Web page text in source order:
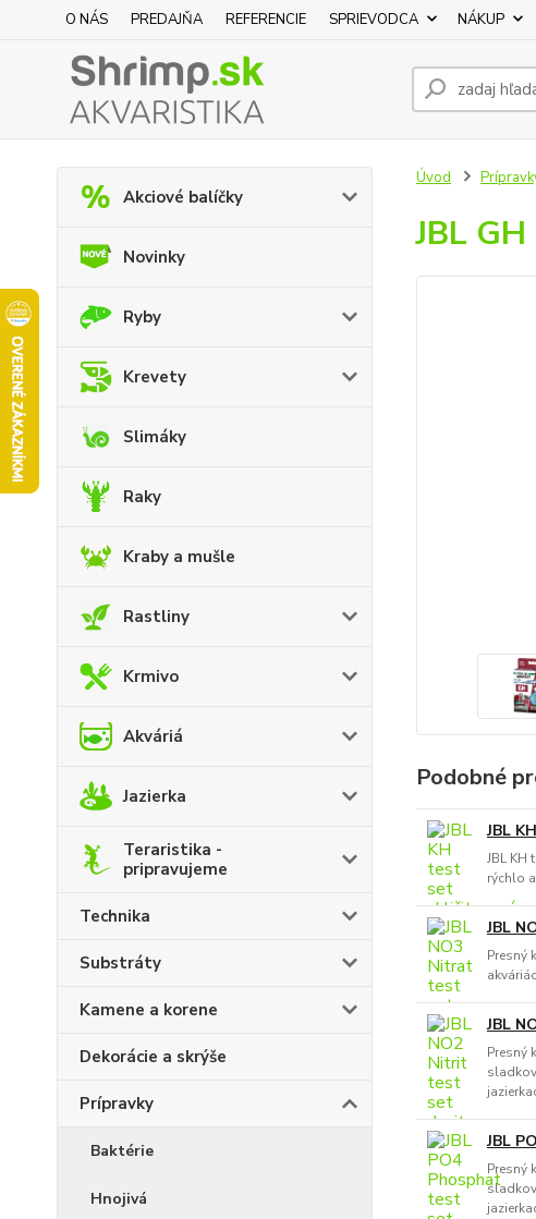
O NÁS PREDAJŇA REFERENCIE SPRIEVODCA NÁKUP
Akciové balíčky
Novinky
Ryby
Krevety
Slimáky
Raky
Kraby a mušle
Rastliny
Krmivo
Akváriá
Jazierka
Teraristika -
pripravujeme
Technika
Substráty
Kamene a korene
Dekorácie a skrýše
Prípravky
Baktérie
Hnojivá
Úvod
JBL
Podobné
JBL
JBL
rýchlo
JBL
Presný
JBL
Presný
JBL
Presný